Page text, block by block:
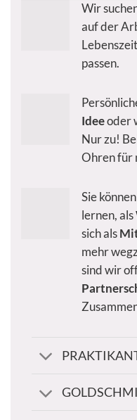
Wir
auf der
passen.
Ideeoder
Nur zu!
Ohren für
Sie
lernen, als
sich als
mehr
sind wir